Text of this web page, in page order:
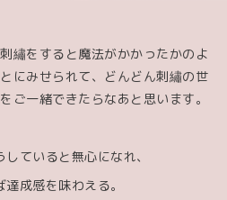
繡をすると魔法がかかったかのよ
にみせられて、どんどん刺繡の世
ご一緒できたらなあと思います。
ていると無心になれ、
成感を味わえる。